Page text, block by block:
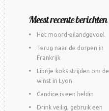
Meest recente berichten
Het moord-eilandgevoel
Terug naar de dorpen in
Frankrijk
Librije-koks strijden om de
winst in Lyon
Candice is een heldin
Drink veilig, gebruik een